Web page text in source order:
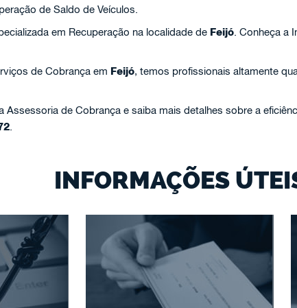
de Saldo de Veículos.
em Recuperação na localidade de Feijó. Conheça a
de Cobrança em Feijó, temos profissionais altamente
Assessoria de Cobrança e saiba mais detalhes sobre a
.
INFORMAÇÕES